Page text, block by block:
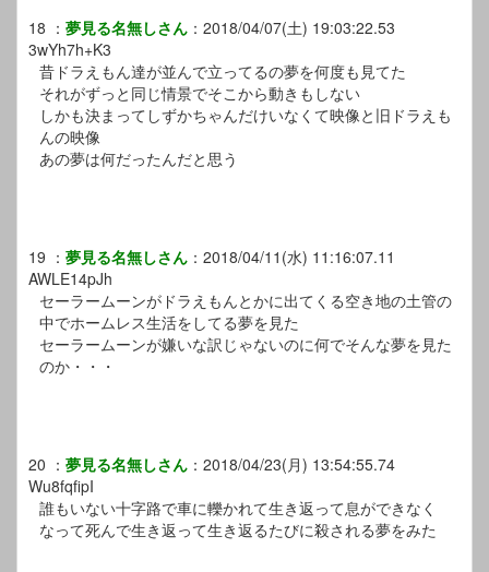
18 ： 夢見る名無しさん ： 2018/04/07(土) 19:03:22.53
3wYh7h+K3
昔ドラえもん達が並んで立ってるの夢を何度も見てた
それがずっと同じ情景でそこから動きもしない
しかも決まってしずかちゃんだけいなくて映像と旧ドラえも
んの映像
あの夢は何だったんだと思う
19 ： 夢見る名無しさん ： 2018/04/11(水) 11:16:07.11
AWLE14pJh
セーラームーンがドラえもんとかに出てくる空き地の土管の
中でホームレス生活をしてる夢を見た
セーラームーンが嫌いな訳じゃないのに何でそんな夢を見た
のか・・・
20 ： 夢見る名無しさん ： 2018/04/23(月) 13:54:55.74
Wu8fqfipI
誰もいない十字路で車に轢かれて生き返って息ができなく
なって死んで生き返って生き返るたびに殺される夢をみた